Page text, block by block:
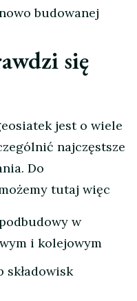
budowanej
się
jest o wiele
najczęstsze
Do
tutaj więc
w
i kolejowym
składowisk